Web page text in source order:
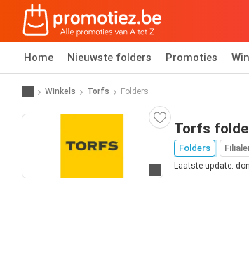
Home Nieuwste folders Promoties
Winkels Torfs Folders
Ga naar website
Torfs
Folders
Laatste update: